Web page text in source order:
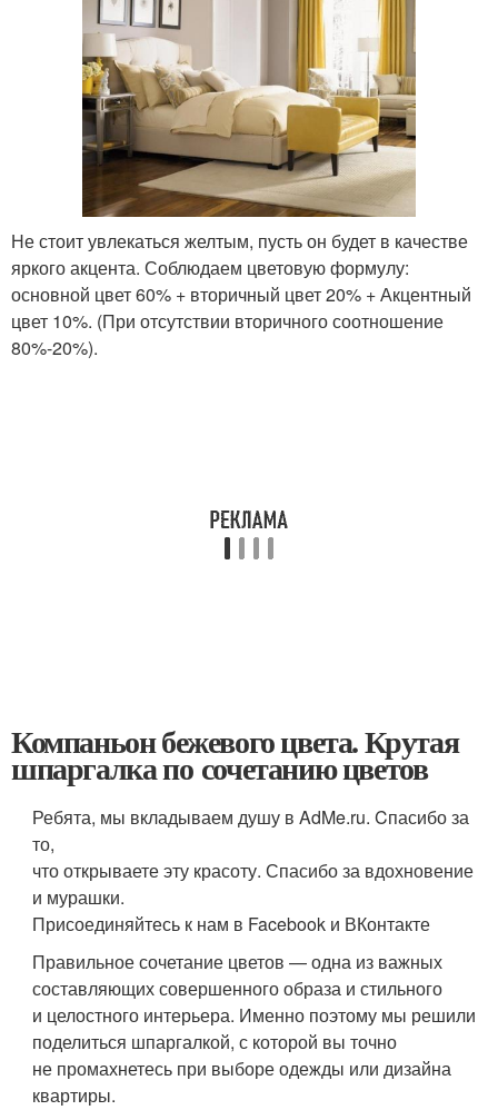
Не стоит увлекаться желтым, пусть он будет в качестве
яркого акцента. Соблюдаем цветовую формулу:
основной цвет 60% + вторичный цвет 20% + Акцентный
цвет 10%. (При отсутствии вторичного соотношение
80%-20%).
Компаньон бежевого цвета. Крутая
шпаргалка по сочетанию цветов
Ребята, мы вкладываем душу в AdMe.ru. Cпасибо за
то,
что открываете эту красоту. Спасибо за вдохновение
и мурашки.
Присоединяйтесь к нам в Facebook и ВКонтакте
Правильное сочетание цветов — одна из важных
составляющих совершенного образа и стильного
и целостного интерьера. Именно поэтому мы решили
поделиться шпаргалкой, с которой вы точно
не промахнетесь при выборе одежды или дизайна
квартиры.